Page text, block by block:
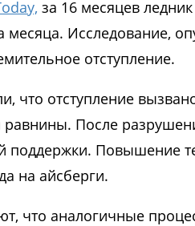
за 16 месяцев
месяца. Исследование,
отступление.
что отступление
После
поддержки. Повышение
на айсберги.
что аналогичные